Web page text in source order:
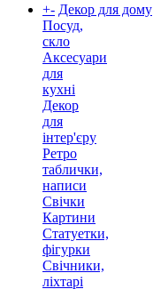
+- Декор для дому
Посуд,
скло
Аксесуари
для
кухні
Декор
для
інтер'єру
Ретро
таблички,
написи
Свічки
Картини
Статуетки,
фігурки
Свічники,
ліхтарі